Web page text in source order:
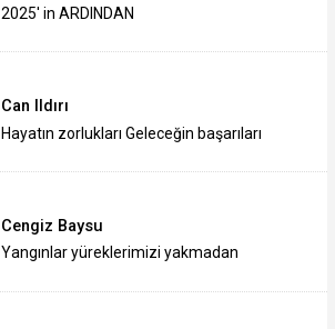
2025' in ARDINDAN
Can Ildırı
Hayatın zorlukları Geleceğin başarıları
Cengiz Baysu
Yangınlar yüreklerimizi yakmadan